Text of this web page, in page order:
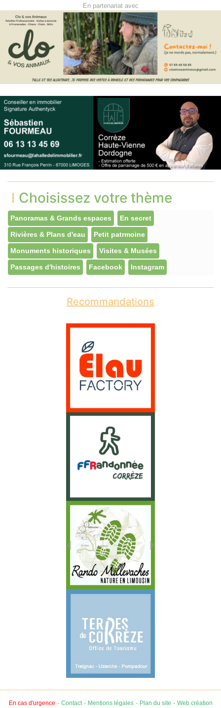
En partenariat avec
Choisissez votre thème
Panoramas & Grands espaces En secret
Rivières & Plans d'eau Petit patrmoine
Monuments historiques Visites & Musées
Passages d'histoires Facebook Instagram
Recommandations
En cas d'urgence - Contact- Mentions légales- Plan du site - Web création